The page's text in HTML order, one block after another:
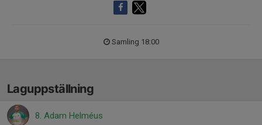
Samling 18:00
Laguppställning
8. Adam Helméus